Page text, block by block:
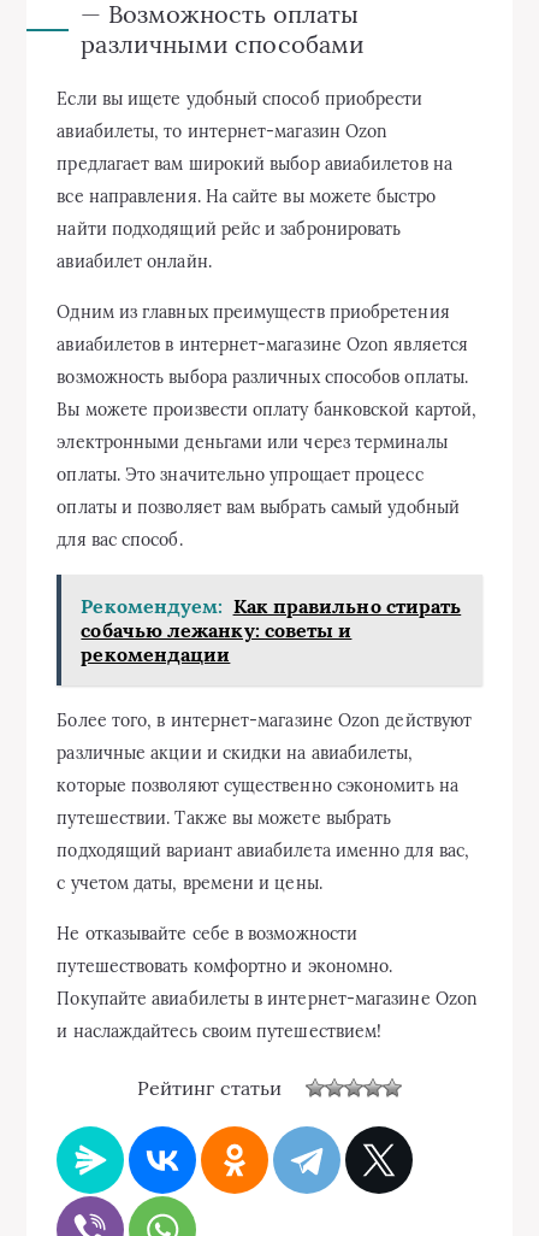
— Возможность оплаты
различными способами
Если вы ищете удобный способ приобрести
авиабилеты, то интернет-магазин Ozon
предлагает вам широкий выбор авиабилетов на
все направления. На сайте вы можете быстро
найти подходящий рейс и забронировать
авиабилет онлайн.
Одним из главных преимуществ приобретения
авиабилетов в интернет-магазине Ozon является
возможность выбора различных способов оплаты.
Вы можете произвести оплату банковской картой,
электронными деньгами или через терминалы
оплаты. Это значительно упрощает процесс
оплаты и позволяет вам выбрать самый удобный
для вас способ.
Рекомендуем: Как правильно стирать
собачью лежанку: советы и
рекомендации
Более того, в интернет-магазине Ozon действуют
различные акции и скидки на авиабилеты,
которые позволяют существенно сэкономить на
путешествии. Также вы можете выбрать
подходящий вариант авиабилета именно для вас,
с учетом даты, времени и цены.
Не отказывайте себе в возможности
путешествовать комфортно и экономно.
Покупайте авиабилеты в интернет-магазине Ozon
и наслаждайтесь своим путешествием!
Рейтинг статьи